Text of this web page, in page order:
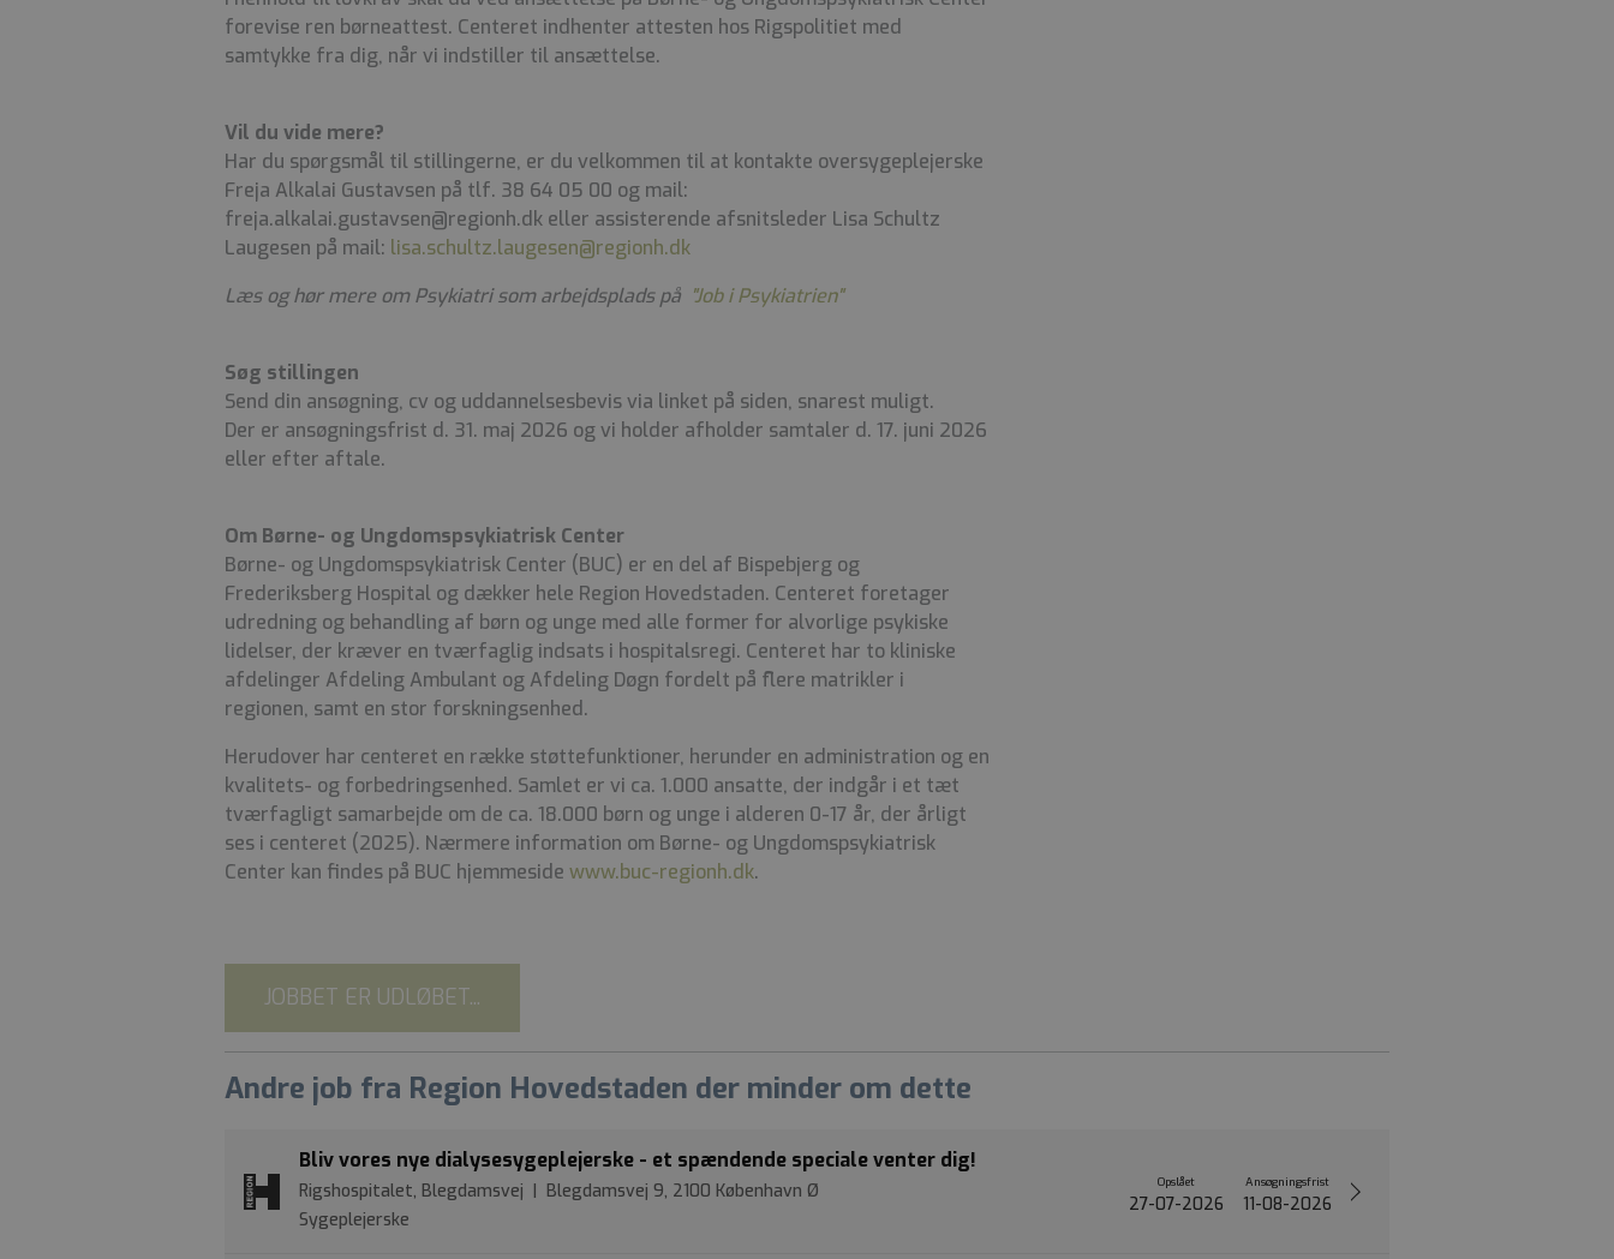
forevise ren børneattest. Centeret indhenter attesten hos Rigspolitiet med
samtykke fra dig, når vi indstiller til ansættelse.
Vil du vide mere?
Har du spørgsmål til stillingerne, er du velkommen til at kontakte oversygeplejerske
Freja Alkalai Gustavsen på tlf. 38 64 05 00 og mail:
freja.alkalai.gustavsen@regionh.dk eller assisterende afsnitsleder Lisa Schultz
Laugesen på mail: lisa.schultz.laugesen@regionh.dk
Læs og hør mere om Psykiatri som arbejdsplads på "Job i Psykiatrien"
Søg stillingen
Send din ansøgning, cv og uddannelsesbevis via linket på siden, snarest muligt.
Der er ansøgningsfrist d. 31. maj 2026 og vi holder afholder samtaler d. 17. juni 2026
eller efter aftale.
Om Børne- og Ungdomspsykiatrisk Center
Børne- og Ungdomspsykiatrisk Center (BUC) er en del af Bispebjerg og
Frederiksberg Hospital og dækker hele Region Hovedstaden. Centeret foretager
udredning og behandling af børn og unge med alle former for alvorlige psykiske
lidelser, der kræver en tværfaglig indsats i hospitalsregi. Centeret har to kliniske
afdelinger Afdeling Ambulant og Afdeling Døgn fordelt på flere matrikler i
regionen, samt en stor forskningsenhed.
Herudover har centeret en række støttefunktioner, herunder en administration og en
kvalitets- og forbedringsenhed. Samlet er vi ca. 1.000 ansatte, der indgår i et tæt
tværfagligt samarbejde om de ca. 18.000 børn og unge i alderen 0-17 år, der årligt
ses i centeret (2025). Nærmere information om Børne- og Ungdomspsykiatrisk
Center kan findes på BUC hjemmeside www.buc-regionh.dk.
JOBBET ER UDLØBET...
Andre job fra Region Hovedstaden der minder om dette
Bliv vores nye dialysesygeplejerske - et spændende speciale venter dig!
Rigshospitalet, Blegdamsvej | Blegdamsvej 9, 2100 København Ø
Sygeplejerske
Opslået
27-07-2026
Ansøgningsfrist
11-08-2026